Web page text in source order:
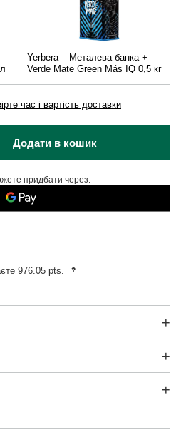
Yerbera – Металева банка +
Verde Mate Green Más IQ 0,5 кг
час і вартість доставки
Додати в кошик
придбати через:
976.05 pts.